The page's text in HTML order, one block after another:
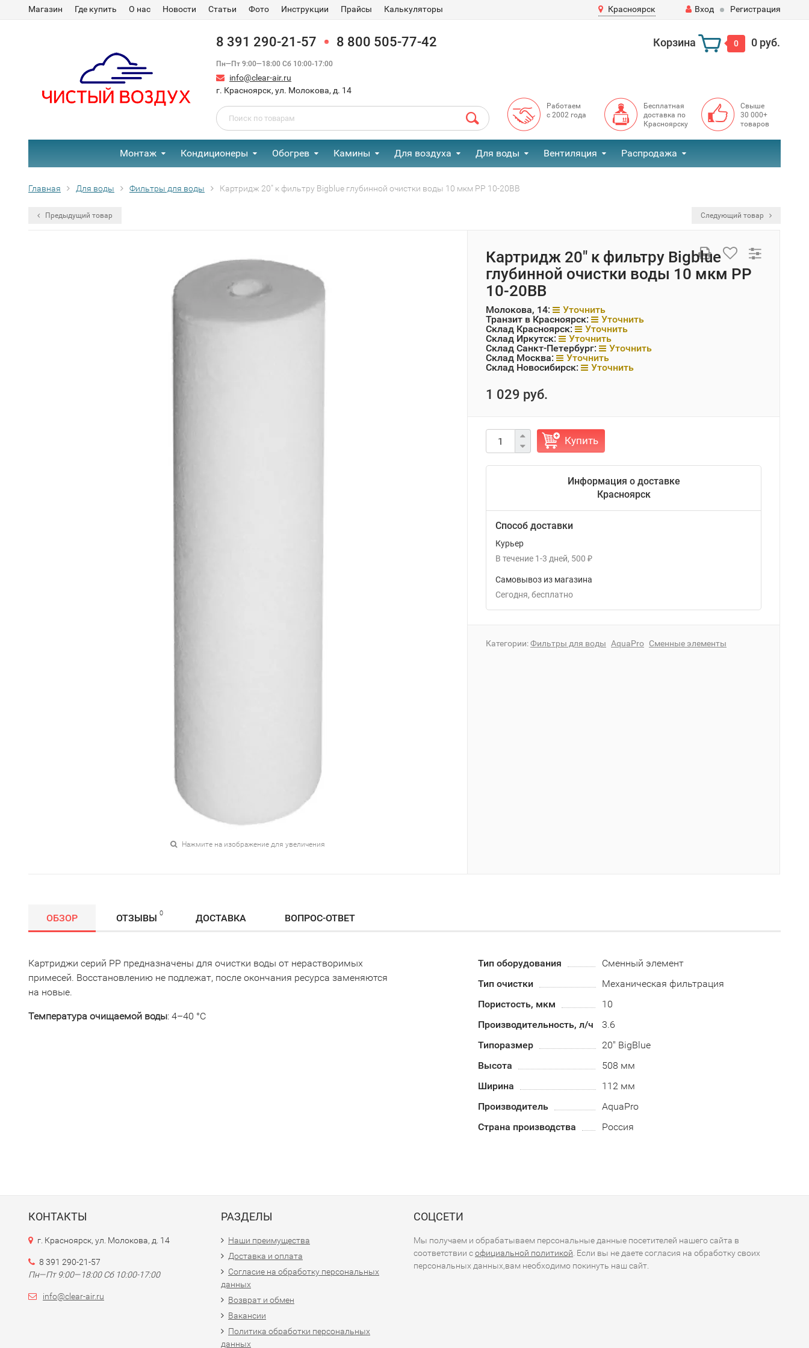
Магазин Где купить О нас Новости Статьи Фото Инструкции Прайсы Калькуляторы Красноярск Вход Регистрация
8 391 290-21-57 8 800 505-77-42
Пн—Пт 9:00—18:00 Сб 10:00-17:00
info@clear-air.ru
г. Красноярск, ул. Молокова, д. 14
Корзина 0 0 руб.
Работаем
с 2002 года
Бесплатная
доставка по
Красноярску
Свыше
30 000+
товаров
Монтаж Кондиционеры Обогрев Камины Для воздуха Для воды Вентиляция Распродажа
Главная Для воды Фильтры для воды Картридж 20" к фильтру Bigblue глубинной очистки воды 10 мкм PP 10-20BB
Предыдущий товар Следующий товар
Нажмите на изображение для увеличения
Картридж 20" к фильтру Bigblue
глубинной очистки воды 10 мкм PP
10-20BB
Молокова, 14:
Уточнить
Транзит в Красноярск:
Уточнить
Склад Красноярск:
Уточнить
Склад Иркутск:
Уточнить
Склад Санкт-Петербург:
Уточнить
Склад Москва:
Уточнить
Склад Новосибирск:
Уточнить
1 029 руб.
Купить
Информация о доставке
Красноярск
Способ доставки
Курьер
В течение 1-3 дней 500 ₽
Самовывоз из магазина
Сегодня
Бесплатно
Категории:Фильтры для воды AquaPro Сменные элементы
ОБЗОР ОТЗЫВЫ 0 ДОСТАВКА ВОПРОС-ОТВЕТ
Картриджи серий РР предназначены для очистки воды от нерастворимых
примесей. Восстановлению не подлежат, после окончания ресурса заменяются
на новые.
Температура очищаемой воды: 4–40 °С
Тип оборудования
Сменный элемент
Тип очистки
Механическая фильтрация
Пористость, мкм
10
Производительность, л/ч
3.6
Типоразмер
20" BigBlue
Высота
508 мм
Ширина
112 мм
Производитель
AquaPro
Страна производства
Россия
КОНТАКТЫ
г. Красноярск, ул. Молокова, д. 14
8 391 290-21-57
Пн—Пт 9:00—18:00 Сб 10:00-17:00
info@clear-air.ru
РАЗДЕЛЫ
Наши преимущества
Доставка и оплата
Согласие на обработку персональных
данных
Возврат и обмен
Вакансии
Политика обработки персональных
данных
СОЦСЕТИ
Мы получаем и обрабатываем персональные данные посетителей нашего сайта в
соответствии софициальной политикой . Если вы не даете согласия на обработку своих
персональных данных,вам необходимо покинуть наш сайт.